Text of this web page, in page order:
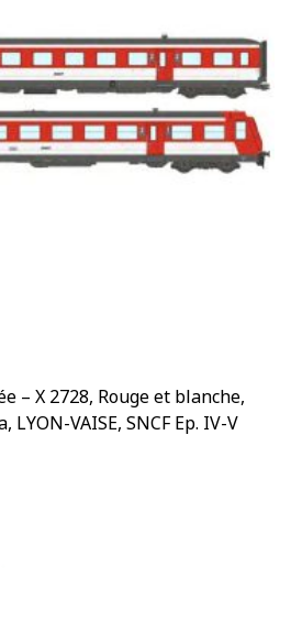
– X 2728, Rouge et blanche,
VAISE, SNCF Ep. IV-V